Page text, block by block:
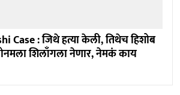
Case : जिथे हत्या केली, तिथेच हिशोब
शिलाँगला नेणार, नेमकं काय